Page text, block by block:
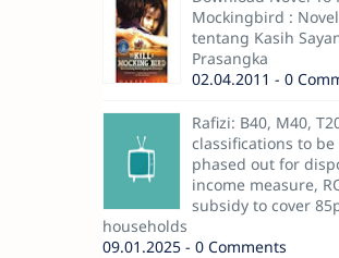
Mockingbird : Novel
tentang Kasih
Prasangka
02.04.2011 - 0
Rafizi: B40, M40,
classifications to be
phased out for
income measure,
subsidy to cover
households
09.01.2025 - 0 Comments